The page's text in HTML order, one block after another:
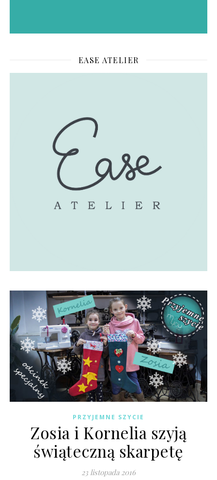
EASE ATELIER
PRZYJEMNE SZYCIE
Zosia i Kornelia szyją
świąteczną skarpetę
23 listopada 2016